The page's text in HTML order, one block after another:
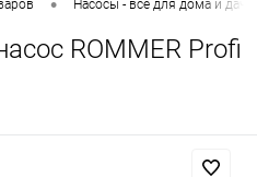
• Насосы - всё для дома и дачи
ROMMER Profi